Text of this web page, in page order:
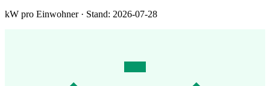
kW pro Einwohner · Stand: 2026-07-28